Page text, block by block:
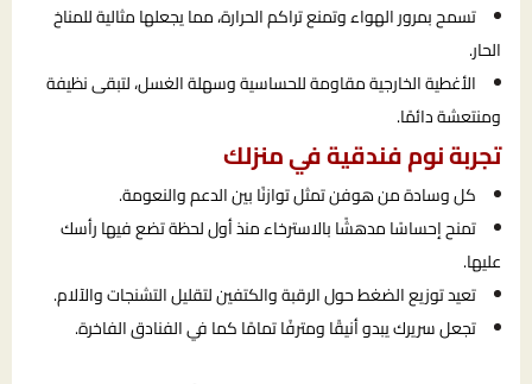
تسمح بمرور الهواء وتمنع تراكم الحرارة، مما يجعلها مثالية للمناخ
الحار.
الأغطية الخارجية مقاومة للحساسية وسهلة الغسل، لتبقى نظيفة
ومنتعشة دائمًا.
تجربة نوم فندقية في منزلك
كل وسادة من هوفن تمثل توازنًا بين الدعم والنعومة.
تمنح إحساسًا مدهشًا بالاسترخاء منذ أول لحظة تضع فيها رأسك
عليها.
تعيد توزيع الضغط حول الرقبة والكتفين لتقليل التشنجات والآلام.
تجعل سريرك يبدو أنيقًا ومترفًا تمامًا كما في الفنادق الفاخرة.